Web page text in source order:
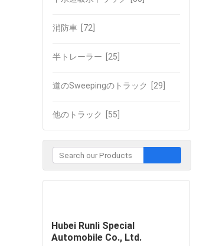
消防車 [72]
半トレーラー [25]
道のSweepingのトラック [29]
他のトラック [55]
Hubei Runli Special
Automobile Co., Ltd.